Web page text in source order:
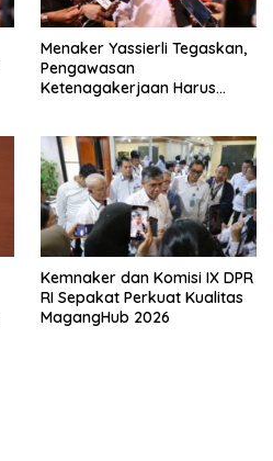
Menaker Yassierli Tegaskan,
Pengawasan
Ketenagakerjaan Harus
Kemnaker dan Komisi IX DPR
RI Sepakat Perkuat Kualitas
MagangHub 2026